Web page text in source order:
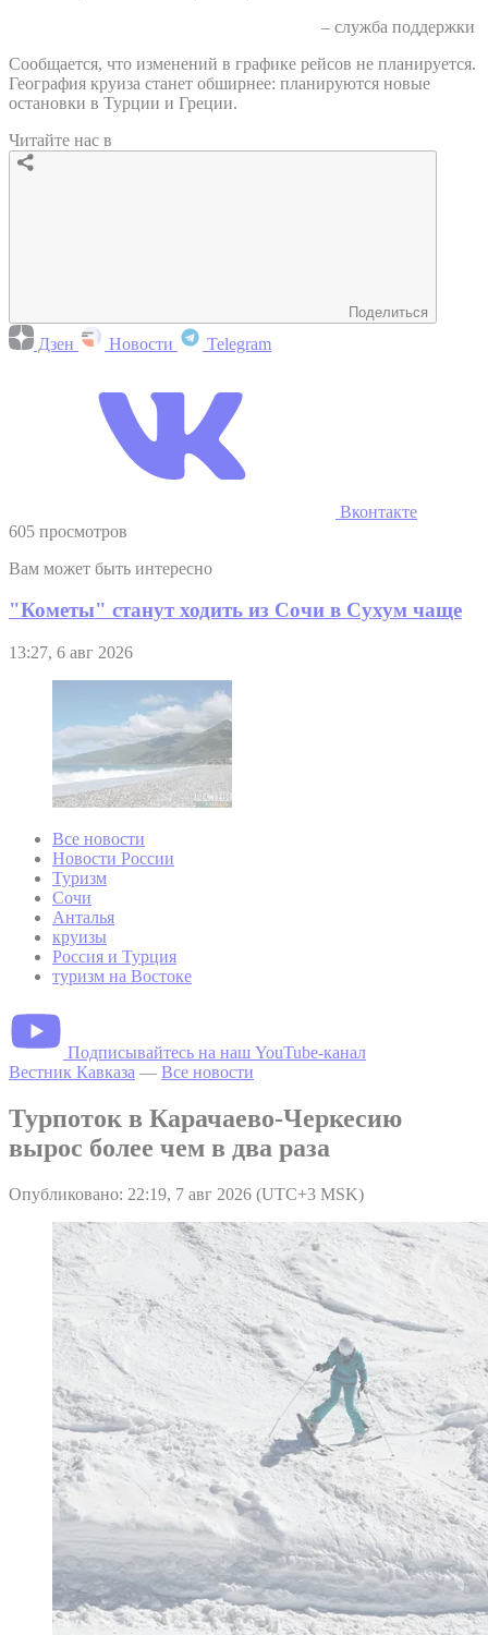
– служба поддержки
Сообщается, что изменений в графике рейсов не планируется.
География круиза станет обширнее: планируются новые
остановки в Турции и Греции.
Читайте нас в
Поделиться
Дзен Новости Telegram
Вконтакте
605 просмотров
Вам может быть интересно
"Кометы" станут ходить из Сочи в Сухум чаще
13:27, 6 авг 2026
Все новости
Новости России
Туризм
Сочи
Анталья
круизы
Россия и Турция
туризм на Востоке
Подписывайтесь на наш YouTube-канал
Вестник Кавказа — Все новости
Турпоток в Карачаево-Черкесию
вырос более чем в два раза
Опубликовано: 22:19, 7 авг 2026 (UTC+3 MSK)